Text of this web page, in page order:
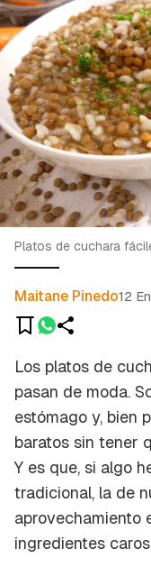
Platos de cuchara
Maitane Pinedo12
Los platos de
pasan de moda.
estómago y, bien
baratos sin tener
Y es que, si algo
tradicional, la de
aprovechamiento
ingredientes